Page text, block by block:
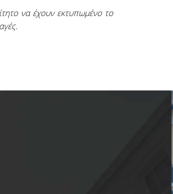
να έχουν εκτυπωμένο το